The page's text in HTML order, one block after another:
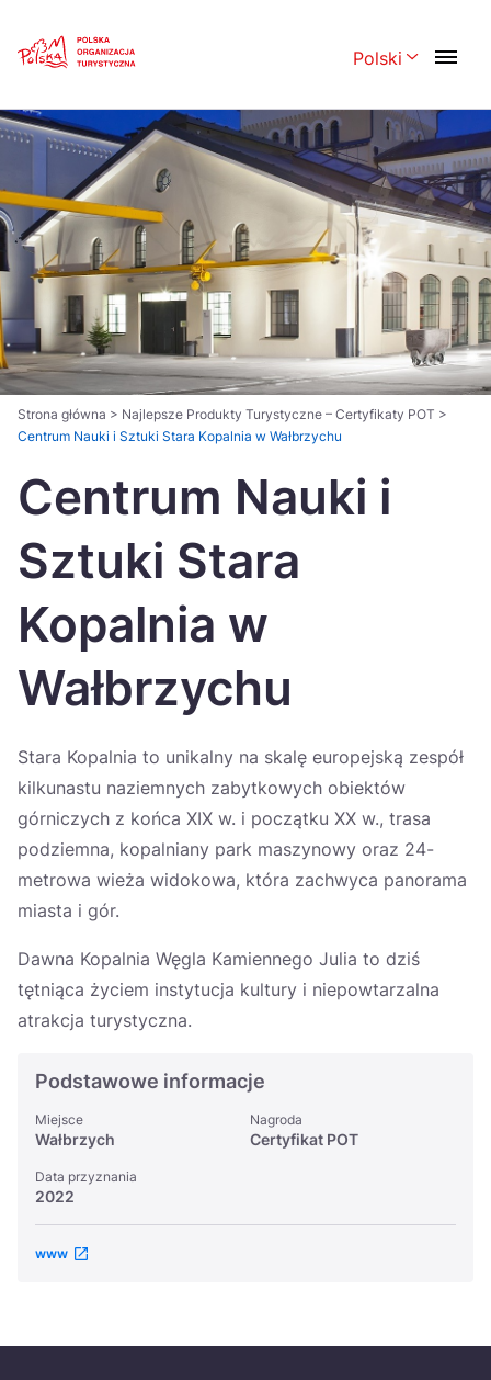
Polski
Polski English
中国
Dansk
Español Français
Italiano Magyar
Nederlands 日本語
Português Norsk
Україна
Zamknij
Strona główna > Najlepsze Produkty Turystyczne – Certyfikaty POT >
Centrum Nauki i Sztuki Stara Kopalnia w Wałbrzychu
Centrum Nauki i
Sztuki Stara
Kopalnia w
Wałbrzychu
Stara Kopalnia to unikalny na skalę europejską zespół
kilkunastu naziemnych zabytkowych obiektów
górniczych z końca XIX w. i początku XX w., trasa
podziemna, kopalniany park maszynowy oraz 24-
metrowa wieża widokowa, która zachwyca panorama
miasta i gór.
Dawna Kopalnia Węgla Kamiennego Julia to dziś
tętniąca życiem instytucja kultury i niepowtarzalna
atrakcja turystyczna.
Podstawowe informacje
Miejsce
Wałbrzych
Nagroda
Certyfikat POT
Data przyznania
2022
www